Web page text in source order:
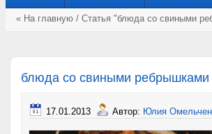
« На главную / Статья "блюда со свиными
блюда со свиными ребрышками
17.01.2013 Автор: Юлия